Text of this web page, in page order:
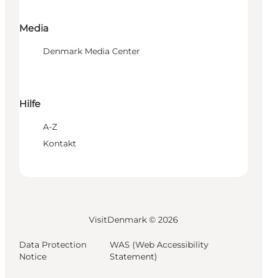
Media
Denmark Media Center
Hilfe
A-Z
Kontakt
VisitDenmark © 2026
Data Protection
Notice
WAS (Web Accessibility
Statement)